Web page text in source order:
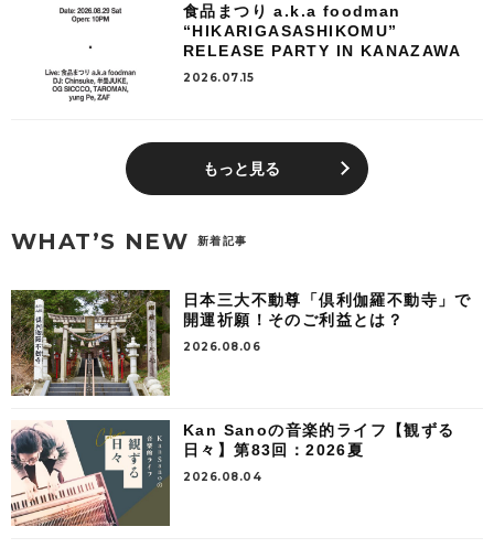
食品まつり a.k.a foodman
“HIKARIGASASHIKOMU”
RELEASE PARTY IN KANAZAWA
2026.07.15
もっと見る
WHAT’S NEW 新着記事
日本三大不動尊「倶利伽羅不動寺」で
開運祈願！そのご利益とは？
2026.08.06
Kan Sanoの音楽的ライフ【観ずる
日々】第83回：2026夏
2026.08.04